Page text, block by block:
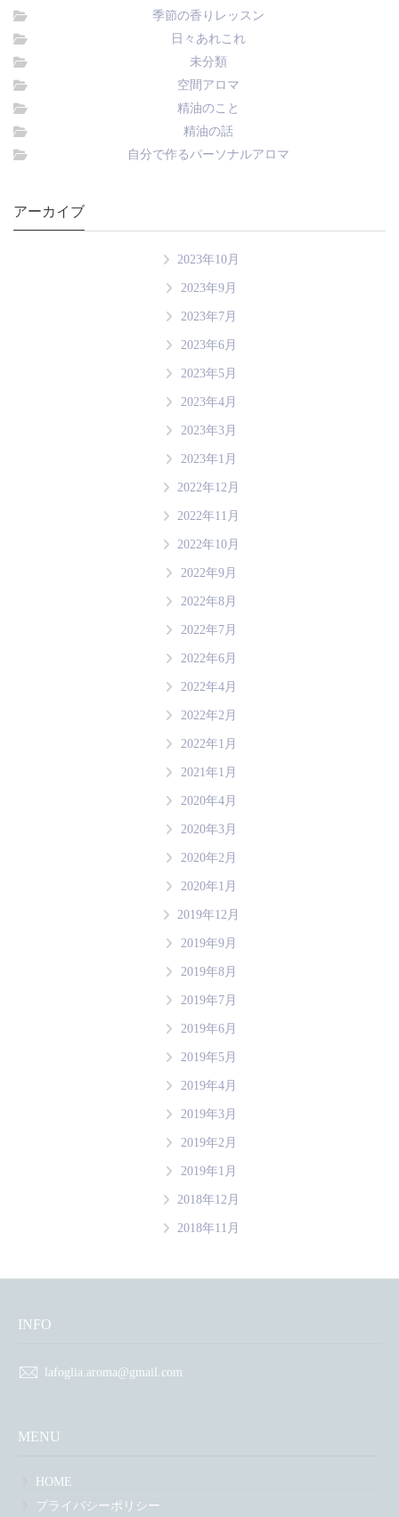
季節の香りレッスン
日々あれこれ
未分類
空間アロマ
精油のこと
精油の話
自分で作るパーソナルアロマ
アーカイブ
2023年10月
2023年9月
2023年7月
2023年6月
2023年5月
2023年4月
2023年3月
2023年1月
2022年12月
2022年11月
2022年10月
2022年9月
2022年8月
2022年7月
2022年6月
2022年4月
2022年2月
2022年1月
2021年1月
2020年4月
2020年3月
2020年2月
2020年1月
2019年12月
2019年9月
2019年8月
2019年7月
2019年6月
2019年5月
2019年4月
2019年3月
2019年2月
2019年1月
2018年12月
2018年11月
INFO
lafoglia.aroma@gmail.com
MENU
HOME
プライバシーポリシー